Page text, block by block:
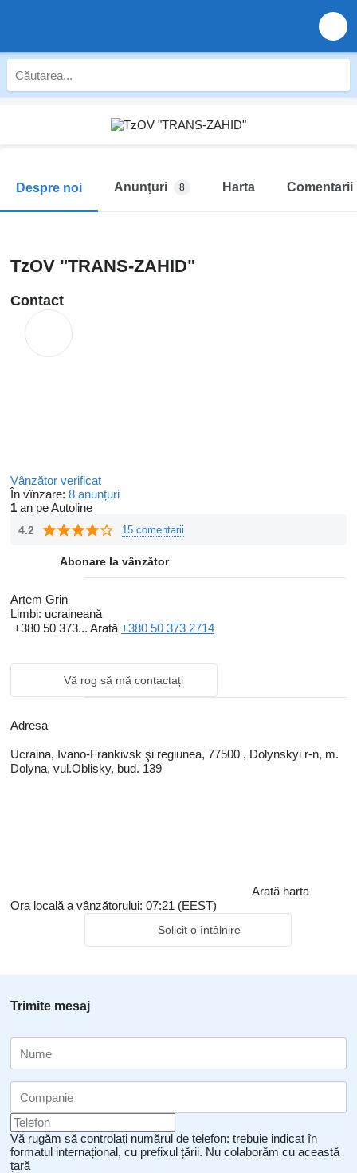
Despre noi Anunţuri 8 Harta Comentarii
TzOV "TRANS-ZAHID"
Contact
Vânzător verificat
În vînzare: 8 anunțuri
1 an pe Autoline
4.2 15 comentarii
Abonare la vânzător
Artem Grin
Limbi: ucraineană
+380 50 373... Arată +380 50 373 2714
Vă rog să mă contactați
Adresa
Ucraina, Ivano-Frankivsk şi regiunea, 77500 , Dolynskyi r-n, m.
Dolyna, vul.Oblisky, bud. 139
Arată harta
Ora locală a vânzătorului: 07:21 (EEST)
Solicit o întâlnire
Trimite mesaj
Vă rugăm să controlați numărul de telefon: trebuie indicat în
formatul internațional, cu prefixul țării. Nu colaborăm cu această
țară